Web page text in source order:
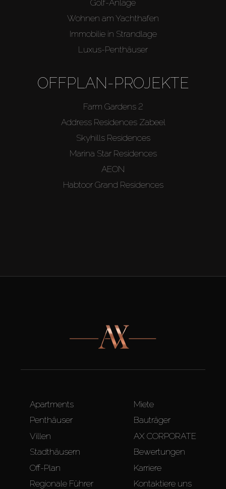
Golf-Anlage
Wohnen am Yachthafen
Immobilie in Strandlage
Luxus-Penthäuser
OFFPLAN-PROJEKTE
Farm Gardens 2
Address Residences Zabeel
Skyhills Residences
Marina Star Residences
AEON
Habtoor Grand Residences
Apartments
Penthäuser
Villen
Stadthäusern
Off-Plan
Regionale Führer
Miete
Bauträger
AX CORPORATE
Bewertungen
Karriere
Kontaktiere uns